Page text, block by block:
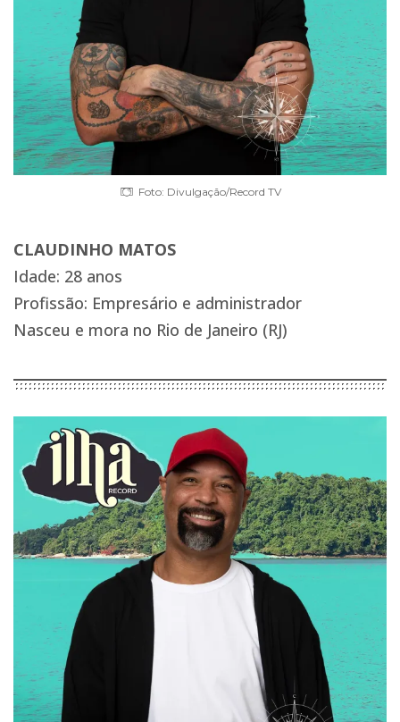
Foto: Divulgação/Record TV
CLAUDINHO MATOS
Idade: 28 anos
Profissão: Empresário e administrador
Nasceu e mora no Rio de Janeiro (RJ)